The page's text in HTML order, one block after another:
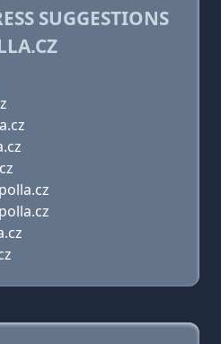
SUGGESTIONS